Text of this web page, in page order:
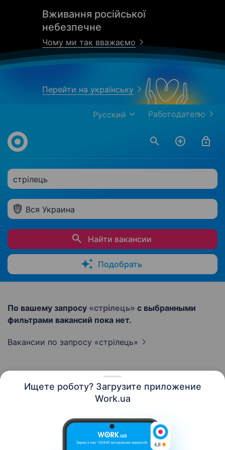
Ищете роботу? Загрузите приложение
Work.ua
Вживання російської
небезпечне
Чому ми так вважаємо
Перейти на українську
Работодателю
Русский
стрілець
Вся Украина
Найти вакансии
Подобрать
По вашему запросу «стрілець» с выбранными
фильтрами вакансий пока нет.
Вакансии по запросу «стрілець»